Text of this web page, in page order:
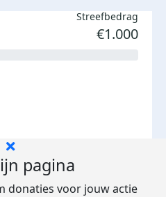
Streefbedrag
€1.000
pagina
donaties voor jouw actie